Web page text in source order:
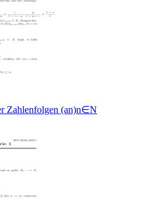
Zahlenfolgen (an)n∈N